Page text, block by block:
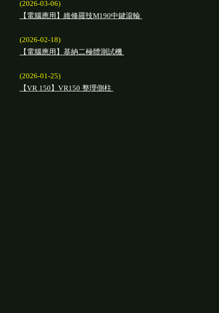
(2026-03-06)
【電腦應用】維修羅技M190中鍵滾輪
(2026-02-18)
【電腦應用】基納二極體測試機
(2026-01-25)
【VR 150】VR150 整理側柱